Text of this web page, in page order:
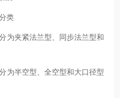
类
为夹紧法兰型、同步法兰型和
为半空型、全空型和大口径型